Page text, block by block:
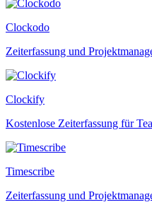
Clockodo
Zeiterfassung und
Clockify
Kostenlose Zeiterfassung für
Timescribe
Zeiterfassung und